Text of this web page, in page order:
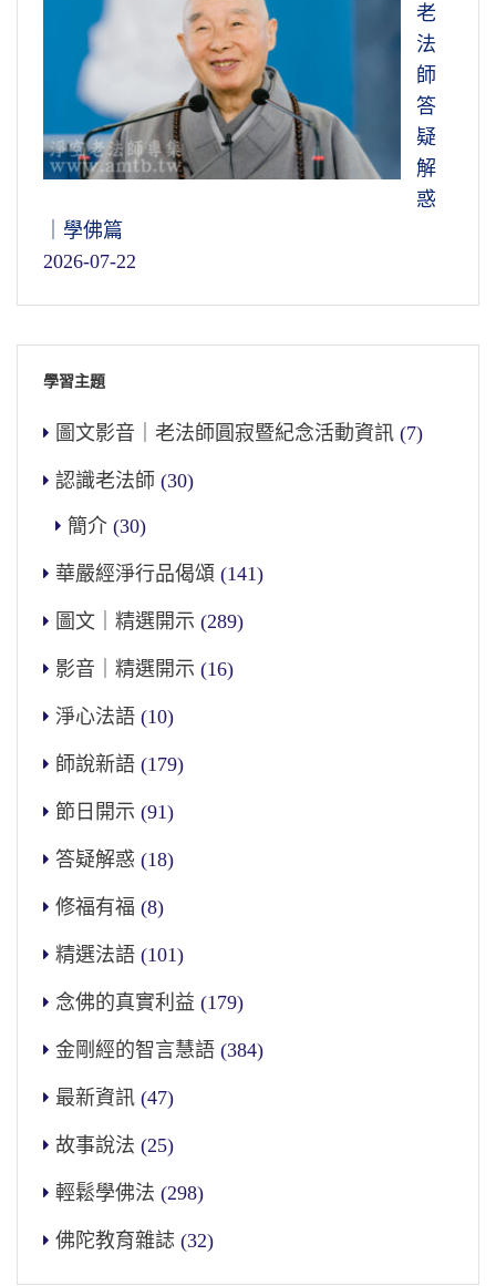
老
法
師
答
疑
解
惑
｜學佛篇
2026-07-22
學習主題
圖文影音｜老法師圓寂暨紀念活動資訊 (7)
認識老法師 (30)
簡介 (30)
華嚴經淨行品偈頌 (141)
圖文｜精選開示 (289)
影音｜精選開示 (16)
淨心法語 (10)
師說新語 (179)
節日開示 (91)
答疑解惑 (18)
修福有福 (8)
精選法語 (101)
念佛的真實利益 (179)
金剛經的智言慧語 (384)
最新資訊 (47)
故事說法 (25)
輕鬆學佛法 (298)
佛陀教育雜誌 (32)